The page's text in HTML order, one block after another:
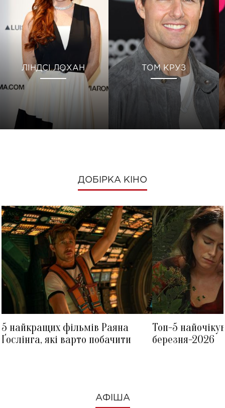
ЛІНДСІ ЛОХАН ТОМ КРУЗ
ДОБІРКА КІНО
5 найкращих фільмів Раяна
Ґослінга, які варто побачити
Топ-5
березня-2026
АФІША